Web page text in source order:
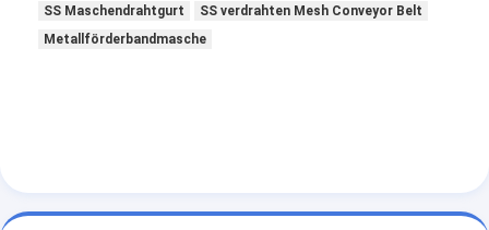
SS Maschendrahtgurt
SS verdrahten Mesh Conveyor Belt
Metallförderbandmasche